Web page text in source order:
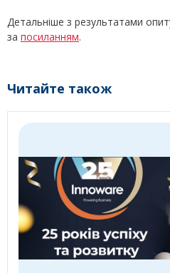
Детальніше з результатами
за посиланням.
Читайте також